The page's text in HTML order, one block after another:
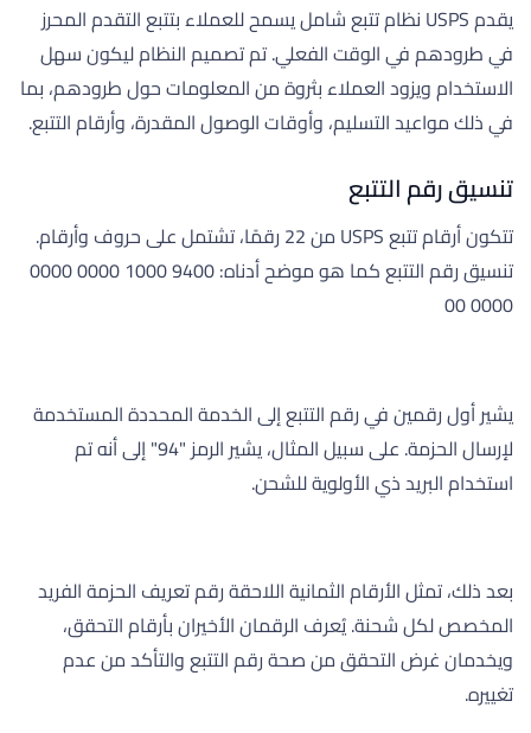
يقدم USPS نظام تتبع شامل يسمح للعملاء بتتبع التقدم المحرز
في طرودهم في الوقت الفعلي. تم تصميم النظام ليكون سهل
الاستخدام ويزود العملاء بثروة من المعلومات حول طرودهم، بما
في ذلك مواعيد التسليم، وأوقات الوصول المقدرة، وأرقام التتبع.
تنسيق رقم التتبع
تتكون أرقام تتبع USPS من 22 رقمًا، تشتمل على حروف وأرقام.
تنسيق رقم التتبع كما هو موضح أدناه: 9400 1000 0000 0000
0000 00
يشير أول رقمين في رقم التتبع إلى الخدمة المحددة المستخدمة
لإرسال الحزمة. على سبيل المثال، يشير الرمز "94" إلى أنه تم
استخدام البريد ذي الأولوية للشحن.
بعد ذلك، تمثل الأرقام الثمانية اللاحقة رقم تعريف الحزمة الفريد
المخصص لكل شحنة. يُعرف الرقمان الأخيران بأرقام التحقق،
ويخدمان غرض التحقق من صحة رقم التتبع والتأكد من عدم
تغييره.